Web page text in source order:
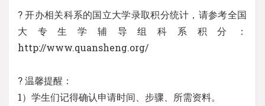
? 开办相关科系的国立大学录取积分统计，请参考全国
大专生学辅导组科系积分：
http://www.quansheng.org/
? 温馨提醒：
1）学生们记得确认申请时间、步骤、所需资料。